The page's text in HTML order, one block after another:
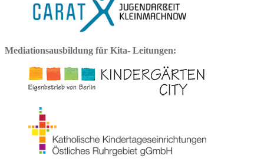
Mediationsausbildung für Kita- Leitungen: